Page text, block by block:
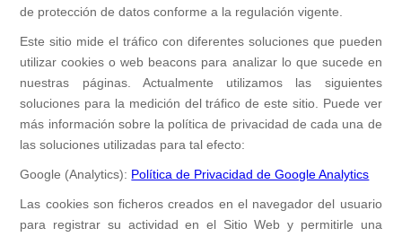
de protección de datos conforme a la regulación vigente.
Este sitio mide el tráfico con diferentes soluciones que pueden
utilizar cookies o web beacons para analizar lo que sucede en
nuestras páginas. Actualmente utilizamos las siguientes
soluciones para la medición del tráfico de este sitio. Puede ver
más información sobre la política de privacidad de cada una de
las soluciones utilizadas para tal efecto:
Google (Analytics): Política de Privacidad de Google Analytics
Las cookies son ficheros creados en el navegador del usuario
para registrar su actividad en el Sitio Web y permitirle una